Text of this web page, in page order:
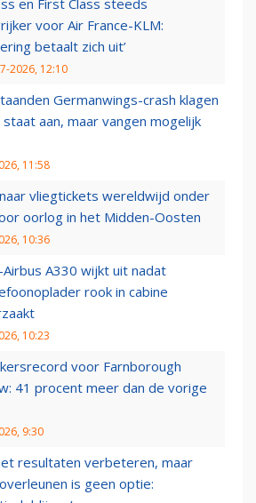
en First Class steeds
voor Air France-KLM:
betaalt zich uit’
2026, 12:10
Germanwings-crash klagen
aan, maar vangen mogelijk
11:58
vliegtickets wereldwijd onder
oorlog in het Midden-Oosten
10:36
Airbus A330 wijkt uit nadat
rook in cabine
10:23
voor Farnborough
41 procent meer dan de vorige
9:30
resultaten verbeteren, maar
is geen optie: